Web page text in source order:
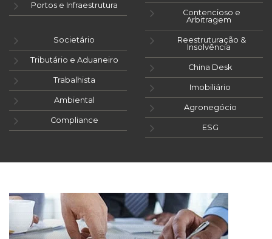
Portos e Infraestrutura
Contencioso e
Arbitragem
Societário
Tributário e Aduaneiro
Trabalhista
Ambiental
Compliance
Reestruturação &
Insolvência
China Desk
Imobiliário
Agronegócio
ESG